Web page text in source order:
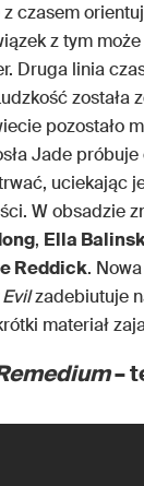
czasem
z tym
Druga linia
została
pozostało
Jade
uciekając
W obsadzie
, Ella
Reddick.
zadebiutuje
materiał
–